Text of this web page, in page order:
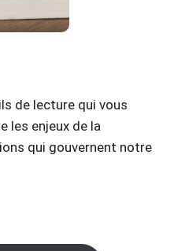
de lecture qui vous
les enjeux de la
qui gouvernent notre